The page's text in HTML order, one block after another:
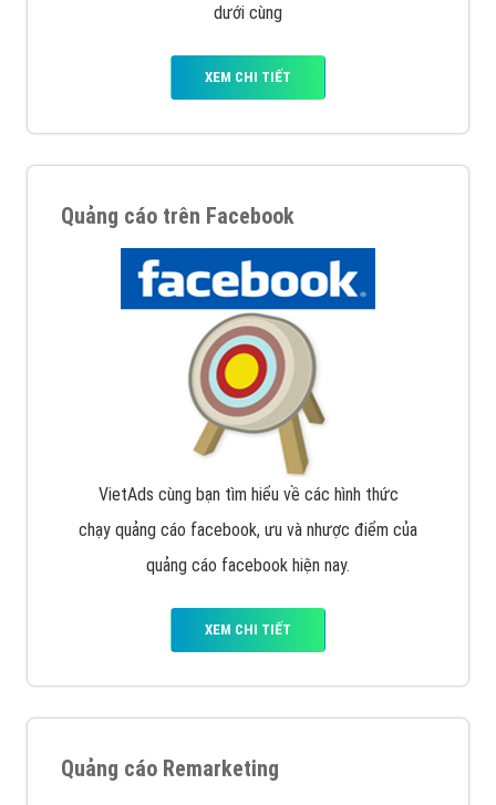
dưới cùng
XEM CHI TIẾT
Quảng cáo trên Facebook
VietAds cùng bạn tìm hiểu về các hình thức
chạy quảng cáo facebook, ưu và nhược điểm của
quảng cáo facebook hiện nay.
XEM CHI TIẾT
Quảng cáo Remarketing